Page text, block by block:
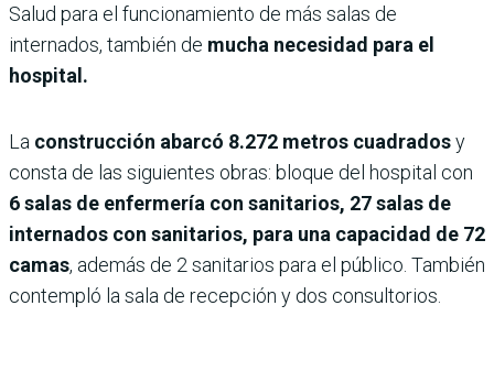
Salud para el funcionamiento de más salas de
internados, también de mucha necesidad para el
hospital.
La construcción abarcó 8.272 metros cuadradosy
consta de las siguientes obras: bloque del hospital con
6 salas de enfermería con sanitarios, 27 salas de
internados con sanitarios, para una capacidad de 72
camas, además de 2 sanitarios para el público. También
contempló la sala de recepción y dos consultorios.